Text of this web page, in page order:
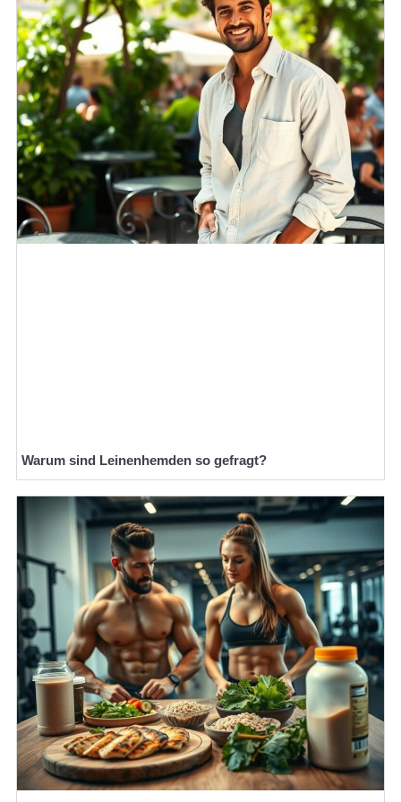
Warum sind Leinenhemden so gefragt?